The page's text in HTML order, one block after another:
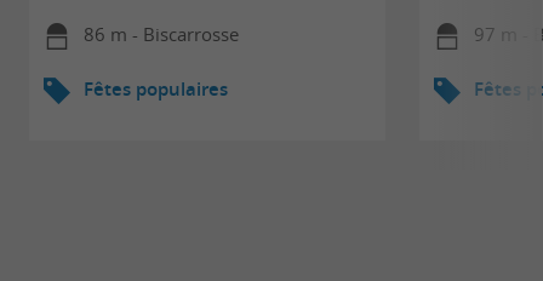
86 m - Biscarrosse
Fêtes populaires
97 m -
Fêtes